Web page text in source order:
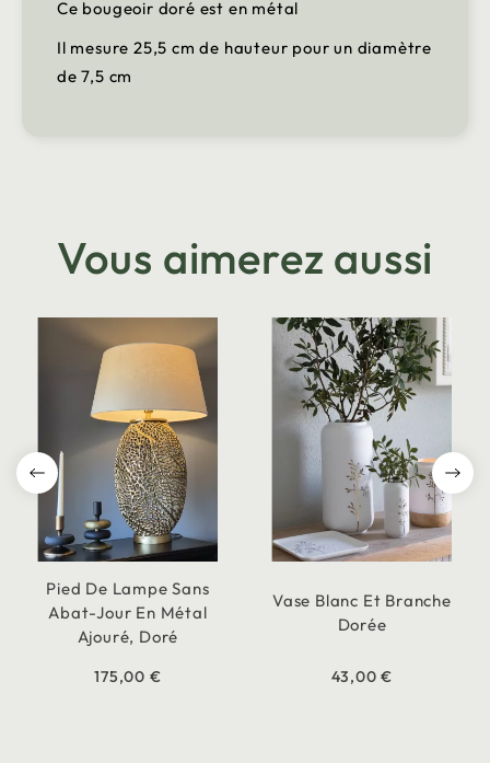
Ce bougeoir doré est en métal
Il mesure 25,5 cm de hauteur pour un diamètre
de 7,5 cm
Vous aimerez aussi
Pied De Lampe Sans
Abat-Jour En Métal
Ajouré, Doré
175,00 €
Vase Blanc Et Branche
Dorée
43,00 €